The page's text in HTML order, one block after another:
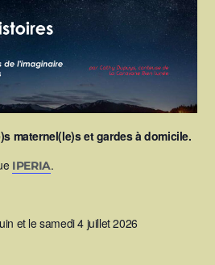
maternel(le)s et gardes à domicile.
IPERIA.
et le samedi 4 juillet 2026